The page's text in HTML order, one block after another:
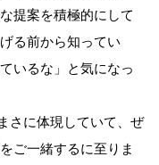
提案を積極的にして
る前から知ってい
いるな」と気になっ
さに体現していて、ぜ
ご一緒するに至りま